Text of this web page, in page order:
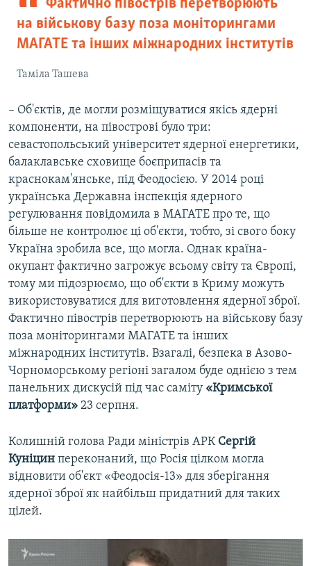
Фактично півострів перетворюють
на військову базу поза моніторингами
МАГАТЕ та інших міжнародних інститутів
Таміла Ташева
– Об'єктів, де могли розміщуватися якісь ядерні
компоненти, на півострові було три:
севастопольський університет ядерної енергетики,
балаклавське сховище боєприпасів та
краснокам'янське, під Феодосією. У 2014 році
українська Державна інспекція ядерного
регулювання повідомила в МАГАТЕ про те, що
більше не контролює ці об'єкти, тобто, зі свого боку
Україна зробила все, що могла. Однак країна-
окупант фактично загрожує всьому світу та Європі,
тому ми підозрюємо, що об'єкти в Криму можуть
використовуватися для виготовлення ядерної зброї.
Фактично півострів перетворюють на військову базу
поза моніторингами МАГАТЕ та інших
міжнародних інститутів. Взагалі, безпека в Азово-
Чорноморському регіоні загалом буде однією з тем
панельних дискусій під час саміту «Кримської
платформи» 23 серпня.
Колишній голова Ради міністрів АРК Сергій
Куніцин переконаний, що Росія цілком могла
відновити об'єкт «Феодосія-13» для зберігання
ядерної зброї як найбільш придатний для таких
цілей.